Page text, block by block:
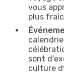
vous
plus
sont
culture